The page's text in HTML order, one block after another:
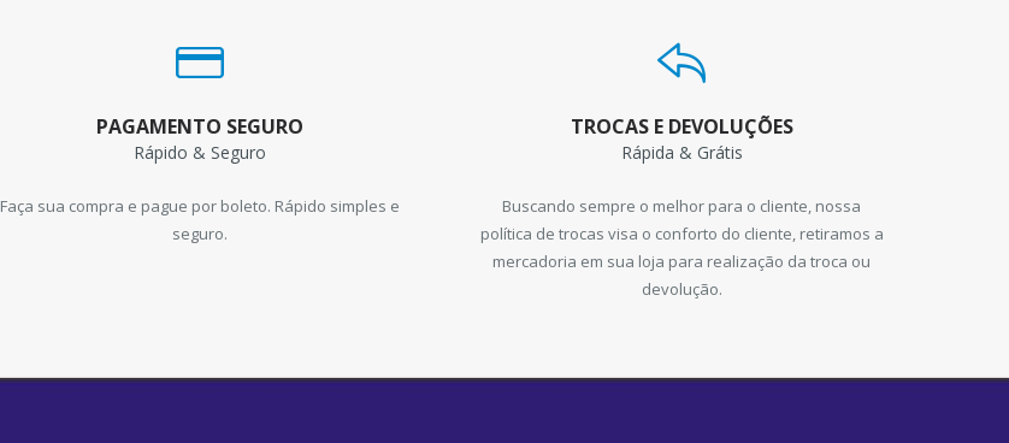
PAGAMENTO SEGURO
Rápido & Seguro
Faça sua compra e pague por boleto. Rápido simples e
seguro.
TROCAS E DEVOLUÇÕES
Rápida & Grátis
Buscando sempre o melhor para o cliente, nossa
política de trocas visa o conforto do cliente, retiramos a
mercadoria em sua loja para realização da troca ou
devolução.